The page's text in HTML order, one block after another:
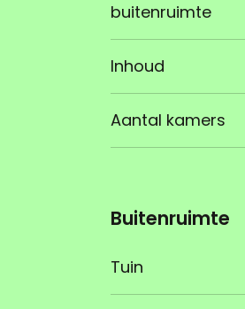
buitenruimte
Inhoud
Aantal kamers
Buitenruimte
Tuin